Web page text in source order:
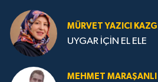
MÜRVET YAZICI KAZGI
UYGAR İÇİN EL ELE
MEHMET MARAŞANLI